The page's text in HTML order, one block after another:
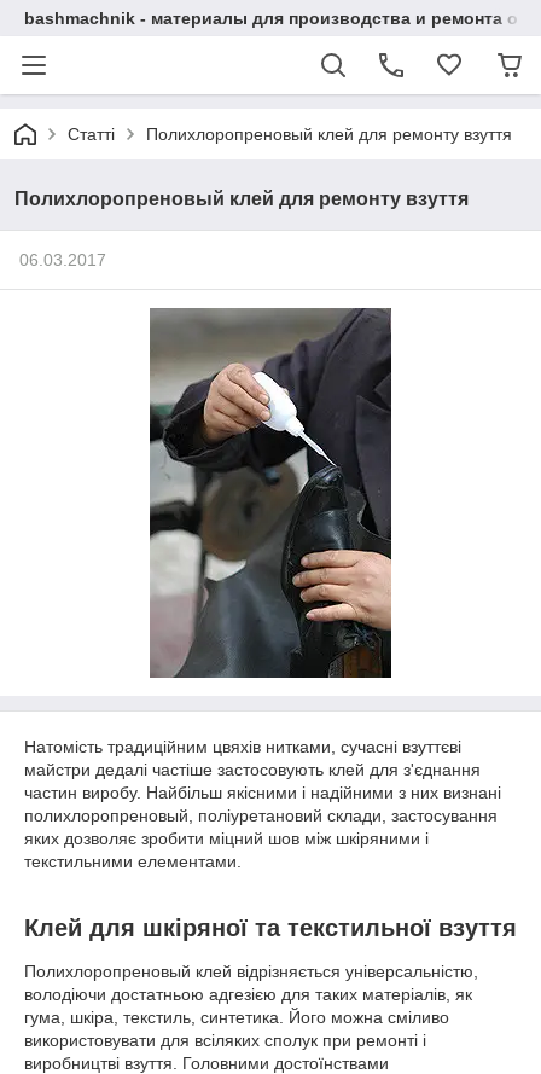
bashmachnik - материалы для производства и ремонта
Статті Полихлоропреновый клей для ремонту взуття
Полихлоропреновый клей для ремонту взуття
06.03.2017
Натомість традиційним цвяхів нитками, сучасні взуттєві
майстри дедалі частіше застосовують клей для з'єднання
частин виробу. Найбільш якісними і надійними з них визнані
полихлоропреновый, поліуретановий склади, застосування
яких дозволяє зробити міцний шов між шкіряними і
текстильними елементами.
Клей для шкіряної та текстильної взуття
Полихлоропреновый клей відрізняється універсальністю,
володіючи достатньою адгезією для таких матеріалів, як
гума, шкіра, текстиль, синтетика. Його можна сміливо
використовувати для всіляких сполук при ремонті і
виробництві взуття. Головними достоїнствами